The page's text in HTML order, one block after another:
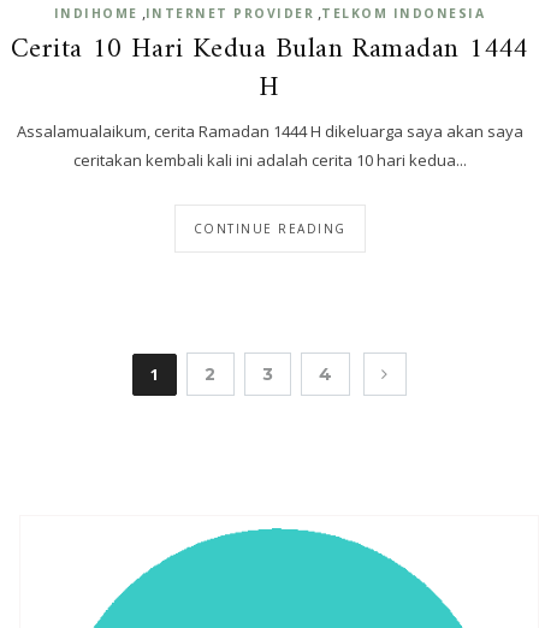
INDIHOME ,INTERNET PROVIDER ,TELKOM INDONESIA
Cerita 10 Hari Kedua Bulan Ramadan 1444
H
Assalamualaikum, cerita Ramadan 1444 H dikeluarga saya akan saya
ceritakan kembali kali ini adalah cerita 10 hari kedua...
CONTINUE READING
1 2 3 4